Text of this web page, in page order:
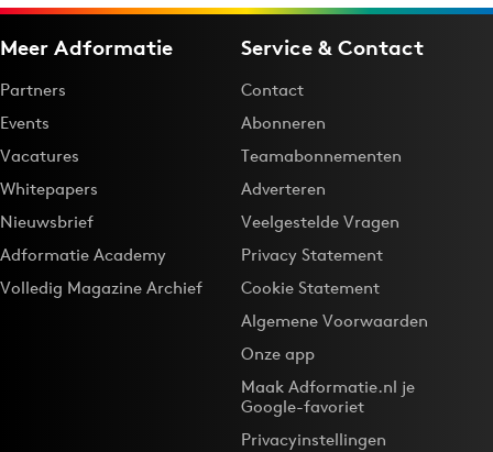
Meer Adformatie
Partners
Events
Vacatures
Whitepapers
Nieuwsbrief
Adformatie Academy
Volledig Magazine Archief
Service & Contact
Contact
Abonneren
Teamabonnementen
Adverteren
Veelgestelde Vragen
Privacy Statement
Cookie Statement
Algemene Voorwaarden
Onze app
Maak Adformatie.nl je
Google-favoriet
Privacyinstellingen